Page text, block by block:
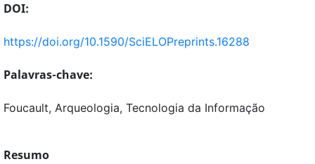
DOI:
https://doi.org/10.1590/SciELOPreprints.16288
Palavras-chave:
Foucault, Arqueologia, Tecnologia da Informação
Resumo